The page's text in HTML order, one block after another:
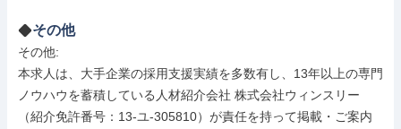
その他
その他:
本求人は、大手企業の採用支援実績を多数有し、13年以上の専門
ノウハウを蓄積している人材紹介会社 株式会社ウィンスリー
（紹介免許番号：13-ユ-305810）が責任を持って掲載・ご案内